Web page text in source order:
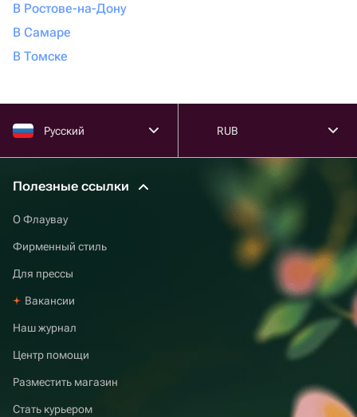
В Ростове-на-Дону
В Самаре
В Томске
Русский RUB
Полезные ссылки
О Флаувау
Фирменный стиль
Для прессы
Вакансии
Наш журнал
Центр помощи
Разместить магазин
Стать курьером